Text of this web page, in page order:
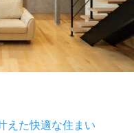
えた快適な住まい